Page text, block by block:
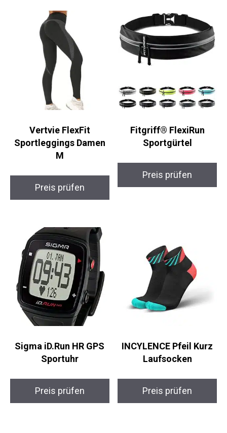
Vertvie FlexFit
Sportleggings Damen
M
Preis prüfen
Fitgriff® FlexiRun
Sportgürtel
Preis prüfen
Sigma iD.Run HR GPS
Sportuhr
Preis prüfen
INCYLENCE Pfeil Kurz
Laufsocken
Preis prüfen